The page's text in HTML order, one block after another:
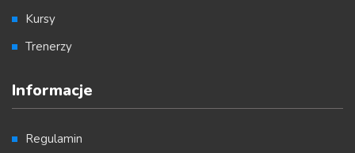
Kursy
Trenerzy
Informacje
Regulamin